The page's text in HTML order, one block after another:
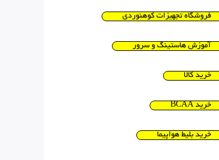
فروشگاه تجهیزات کوهنوردی
آموزش هاستینگ و سرور
خرید کالا
خرید BCAA
خرید بلیط هواپیما